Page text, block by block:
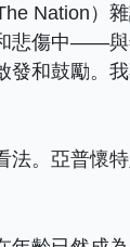
Nation）
悲傷中——
和鼓勵。
。亞普懷